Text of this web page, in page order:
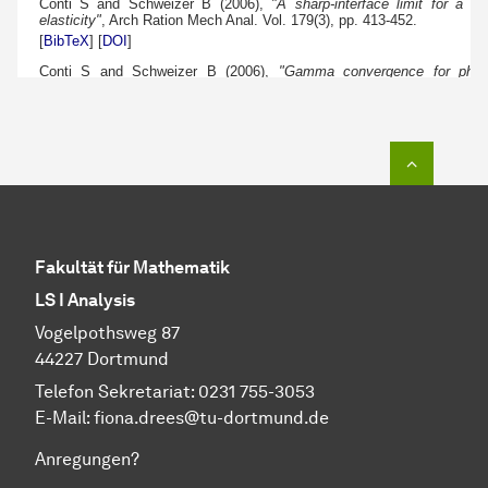
Fakultät für Mathematik
LS I Analysis
Vogelpothsweg 87
44227 Dortmund
Telefon Sekretariat: 0231 755-3053
E-Mail: fiona.drees@tu-dortmund.de
Anregungen?